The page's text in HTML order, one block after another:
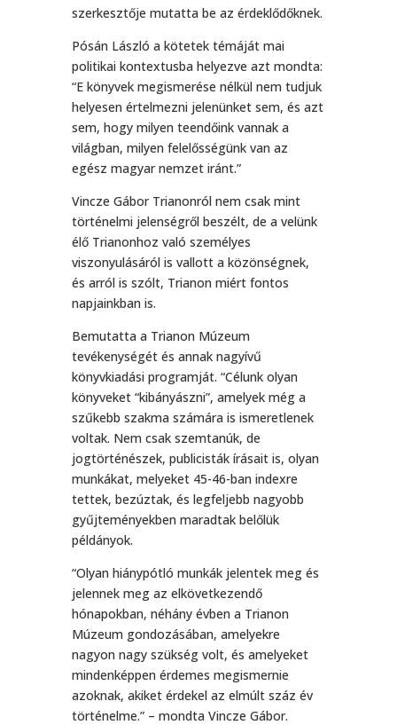
szerkesztője mutatta be az érdeklődőknek.
Pósán László a kötetek témáját mai
politikai kontextusba helyezve azt mondta:
“E könyvek megismerése nélkül nem tudjuk
helyesen értelmezni jelenünket sem, és azt
sem, hogy milyen teendőink vannak a
világban, milyen felelősségünk van az
egész magyar nemzet iránt.”
Vincze Gábor Trianonról nem csak mint
történelmi jelenségről beszélt, de a velünk
élő Trianonhoz való személyes
viszonyulásáról is vallott a közönségnek,
és arról is szólt, Trianon miért fontos
napjainkban is.
Bemutatta a Trianon Múzeum
tevékenységét és annak nagyívű
könyvkiadási programját. “Célunk olyan
könyveket “kibányászni”, amelyek még a
szűkebb szakma számára is ismeretlenek
voltak. Nem csak szemtanúk, de
jogtörténészek, publicisták írásait is, olyan
munkákat, melyeket 45-46-ban indexre
tettek, bezúztak, és legfeljebb nagyobb
gyűjteményekben maradtak belőlük
példányok.
“Olyan hiánypótló munkák jelentek meg és
jelennek meg az elkövetkezendő
hónapokban, néhány évben a Trianon
Múzeum gondozásában, amelyekre
nagyon nagy szükség volt, és amelyeket
mindenképpen érdemes megismernie
azoknak, akiket érdekel az elmúlt száz év
történelme.” – mondta Vincze Gábor.